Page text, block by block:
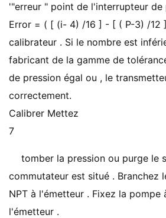
'"erreur " point de l'interrupteur de
Error = ( [ (i- 4) /16 ] - [ ( P-3) /12
calibrateur . Si le nombre est
fabricant de la gamme de
de pression égal ou , le
correctement.
Calibrer Mettez
7
tomber la pression ou purge le
commutateur est situé . Branchez
NPT à l'émetteur . Fixez la pompe
l'émetteur .